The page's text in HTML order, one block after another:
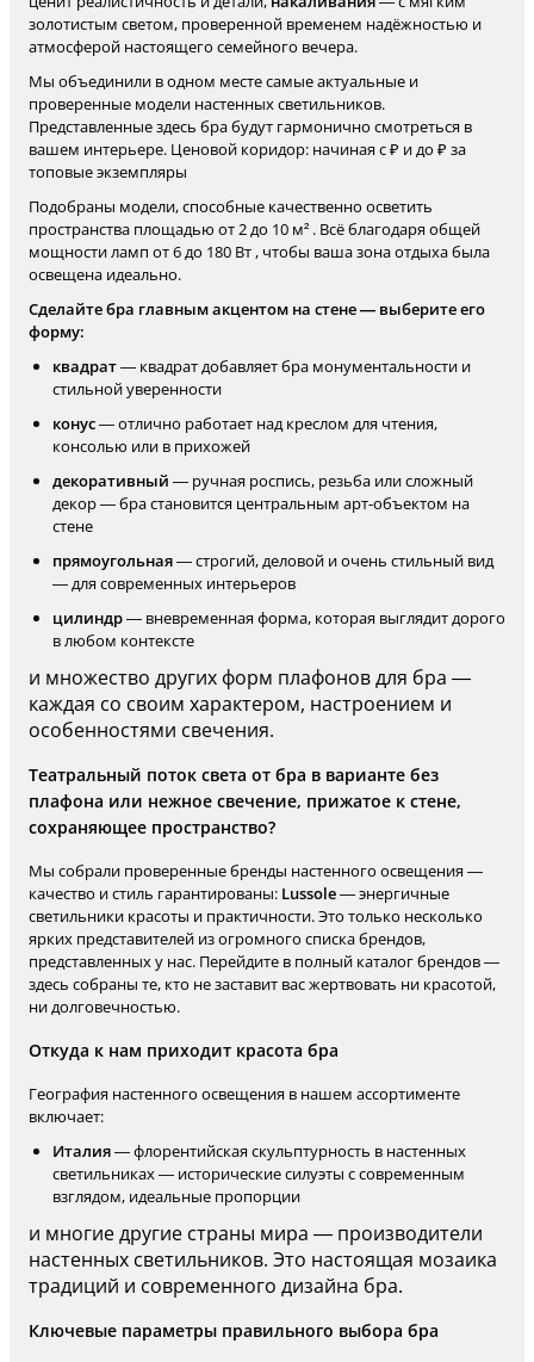
золотистым светом, проверенной временем надёжностью и
атмосферой настоящего семейного вечера.
Мы объединили в одном месте самые актуальные и
проверенные модели настенных светильников.
Представленные здесь бра будут гармонично смотреться в
вашем интерьере. Ценовой коридор: начиная с ₽ и до ₽ за
топовые экземпляры
Подобраны модели, способные качественно осветить
пространства площадью от 2 до 10 м² . Всё благодаря общей
мощности ламп от 6 до 180 Вт , чтобы ваша зона отдыха была
освещена идеально.
Сделайте бра главным акцентом на стене — выберите его
форму:
квадрат— квадрат добавляет бра монументальности и
стильной уверенности
конус— отлично работает над креслом для чтения,
консолью или в прихожей
декоративный — ручная роспись, резьба или сложный
декор — бра становится центральным арт-объектом на
стене
прямоугольная— строгий, деловой и очень стильный вид
— для современных интерьеров
цилиндр— вневременная форма, которая выглядит дорого
в любом контексте
и множество других форм плафонов для бра —
каждая со своим характером, настроением и
особенностями свечения.
Театральный поток света от бра в варианте без
плафона или нежное свечение, прижатое к стене,
сохраняющее пространство?
Мы собрали проверенные бренды настенного освещения —
качество и стиль гарантированы: Lussole— энергичные
светильники красоты и практичности. Это только несколько
ярких представителей из огромного списка брендов,
представленных у нас. Перейдите в полный каталог брендов —
здесь собраны те, кто не заставит вас жертвовать ни красотой,
ни долговечностью.
Откуда к нам приходит красота бра
География настенного освещения в нашем ассортименте
включает:
Италия— флорентийская скульптурность в настенных
светильниках — исторические силуэты с современным
взглядом, идеальные пропорции
и многие другие страны мира — производители
настенных светильников. Это настоящая мозаика
традиций и современного дизайна бра.
Ключевые параметры правильного выбора бра